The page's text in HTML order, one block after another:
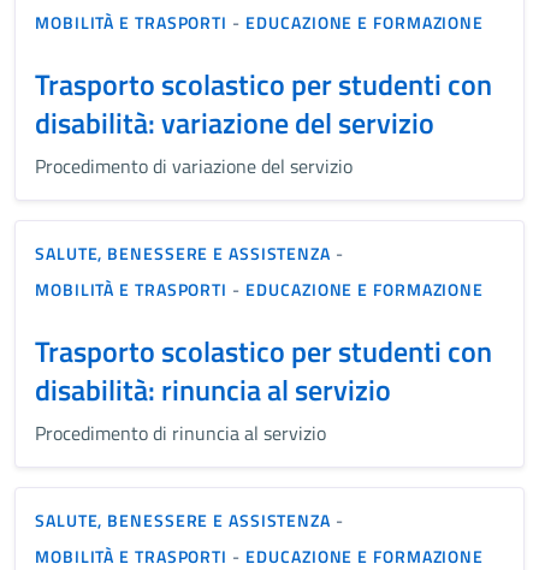
MOBILITÀ E TRASPORTI - EDUCAZIONE E FORMAZIONE
Trasporto scolastico per studenti con
disabilità: variazione del servizio
Procedimento di variazione del servizio
SALUTE, BENESSERE E ASSISTENZA -
MOBILITÀ E TRASPORTI - EDUCAZIONE E FORMAZIONE
Trasporto scolastico per studenti con
disabilità: rinuncia al servizio
Procedimento di rinuncia al servizio
SALUTE, BENESSERE E ASSISTENZA -
MOBILITÀ E TRASPORTI - EDUCAZIONE E FORMAZIONE